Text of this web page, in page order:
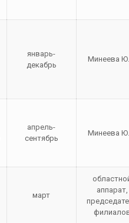
январь-
декабрь
Минеева
апрель-
сентябрь
Минеева
март
аппарат,